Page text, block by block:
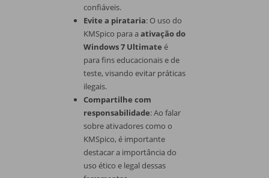
confiáveis.
Evite a pirataria: O uso do
KMSpico para a ativação do
Windows 7 Ultimate é
para fins educacionais e de
teste, visando evitar práticas
ilegais.
Compartilhe com
responsabilidade: Ao falar
sobre ativadores como o
KMSpico, é importante
destacar a importância do
uso ético e legal dessas